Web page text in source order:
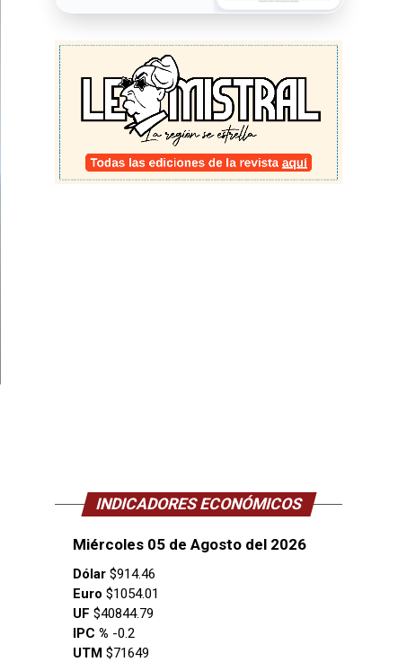
INDICADORES ECONÓMICOS
Miércoles 05 de Agosto del 2026
Dólar $914.46
Euro $1054.01
UF $40844.79
IPC % -0.2
UTM $71649